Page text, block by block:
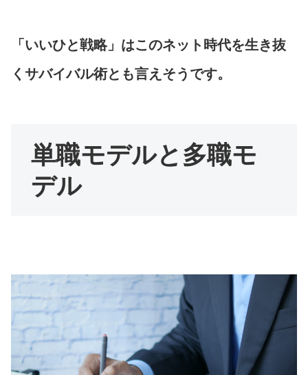
「いいひと戦略」はこのネット時代を生き抜
くサバイバル術とも言えそうです。
単職モデルと多職モ
デル